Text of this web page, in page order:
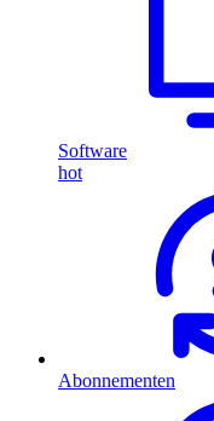
Software
hot
Abonnementen